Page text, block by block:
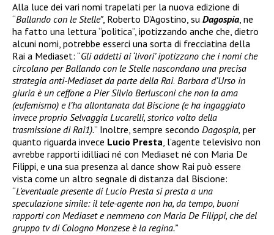
Alla luce dei vari nomi trapelati per la nuova edizione di
“Ballando con le Stelle”, Roberto D’Agostino, su Dagospia, ne
ha fatto una lettura “politica”, ipotizzando anche che, dietro
alcuni nomi, potrebbe esserci una sorta di frecciatina della
Rai a Mediaset: “Gli addetti ai ‘livori’ ipotizzano che i nomi che
circolano per Ballando con le Stelle nascondano una precisa
strategia anti-Mediaset da parte della Rai. Barbara d’Urso in
giuria è un ceffone a Pier Silvio Berlusconi che non la ama
(eufemismo) e l’ha allontanata dal Biscione (e ha ingaggiato
invece proprio Selvaggia Lucarelli, storico volto della
trasmissione di Rai1).” Inoltre, sempre secondo Dagospia, per
quanto riguarda invece Lucio Presta, l’agente televisivo non
avrebbe rapporti idilliaci né con Mediaset né con Maria De
Filippi, e una sua presenza al dance show Rai può essere
vista come un altro segnale di distanza dal Biscione:
“L’eventuale presente di Lucio Presta si presta a una
speculazione simile: il tele-agente non ha, da tempo, buoni
rapporti con Mediaset e nemmeno con Maria De Filippi, che del
gruppo tv di Cologno Monzese è la regina.”